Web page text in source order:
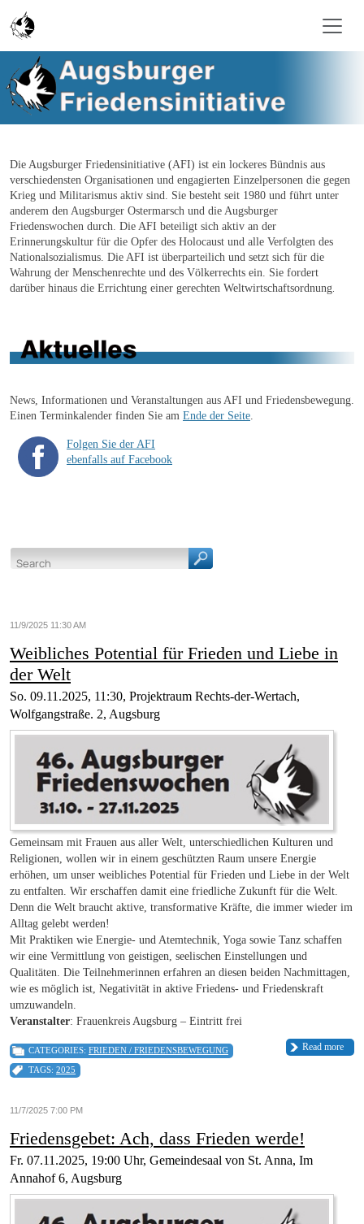
Skip to main content
Die Augsburger Friedensinitiative (AFI) ist ein lockeres Bündnis aus
verschiedensten Organisationen und engagierten Einzelpersonen die gegen
Krieg und Militarismus aktiv sind. Sie besteht seit 1980 und führt unter
anderem den Augsburger Ostermarsch und die Augsburger
Friedenswochen durch. Die AFI beteiligt sich aktiv an der
Erinnerungskultur für die Opfer des Holocaust und alle Verfolgten des
Nationalsozialismus. Die AFI ist überparteilich und setzt sich für die
Wahrung der Menschenrechte und des Völkerrechts ein. Sie fordert
darüber hinaus die Errichtung einer gerechten Weltwirtschaftsordnung.
News, Informationen und Veranstaltungen aus AFI und Friedensbewegung.
Einen Terminkalender finden Sie am Ende der Seite
Folgen Sie der AFI
ebenfalls auf Facebook
11/9/2025 11:30 AM
Weibliches Potential für Frieden und Liebe in
der Welt
So. 09.11.2025, 11:30, Projektraum Rechts-der-Wertach,
Wolfgangstraße. 2, Augsburg
Gemeinsam mit Frauen aus aller Welt, unterschiedlichen Kulturen und
Religionen, wollen wir in einem geschützten Raum unsere Energie
erhöhen, um unser weibliches Potential für Frieden und Liebe in der Welt
zu entfalten. Wir erschaffen damit eine friedliche Zukunft für die Welt.
Denn die Welt braucht aktive, transformative Kräfte, die immer wieder im
Alltag gelebt werden!
Mit Praktiken wie Energie- und Atemtechnik, Yoga sowie Tanz schaffen
wir eine Vermittlung von geistigen, seelischen Einstellungen und
Qualitäten. Die Teilnehmerinnen erfahren an diesen beiden Nachmittagen,
wie es möglich ist, Negativität in aktive Friedens- und Friedenskraft
umzuwandeln.
Veranstalter: Frauenkreis Augsburg – Eintritt frei
Read more
CATEGORIES: FRIEDEN / FRIEDENSBEWEGUNG
TAGS: 2025
11/7/2025 7:00 PM
Friedensgebet: Ach, dass Frieden werde!
Fr. 07.11.2025, 19:00 Uhr, Gemeindesaal von St. Anna, Im
Annahof 6, Augsburg